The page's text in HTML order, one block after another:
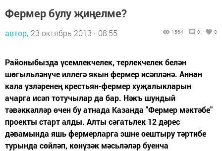
Фермер булу җиңелме?
автор, 23 октябрь 2013 - 08:55 1564 0 0
Районыбызда үсемлекчелек, терлекчелек белән
шөгыльләнүче иллегә якын фермер исәпләнә. Аннан
кала үзләренең крестьян-фермер хуҗалыкларын
ачарга исәп тотучылар да бар. Нәкъ шундый
тәвәккәлләр өчен бу атнада Казанда "Фермер мәктәбе"
проекты старт алды. Алты сәгатьлек 12 дәрес
дәвамында яшь фермерларга эшне оештыру тәртибе
турында сөйләп, көнүзәк мәсьләләр буенча